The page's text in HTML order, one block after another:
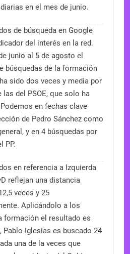
en el mes de junio.
de búsqueda en Google
del interés en la red.
junio al 5 de agosto el
búsquedas de la formación
sido dos veces y media por
las del PSOE, que solo ha
en fechas clave
de Pedro Sánchez como
y en 4 búsquedas por
PP.
en referencia a Izquierda
reflejan una distancia
veces y 25
Aplicándolo a los
formación el resultado es
Pablo Iglesias es buscado 24
una de la veces que